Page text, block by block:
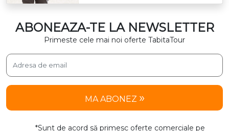
ABONEAZA-TE LA NEWSLETTER
Primeste cele mai noi oferte TabitaTour
MA ABONEZ
*Sunt de acord să primesc oferte comerciale pe